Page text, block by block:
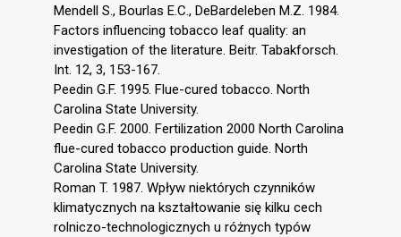
Mendell S., Bourlas E.C., DeBardeleben M.Z. 1984.
Factors influencing tobacco leaf quality: an
investigation of the literature. Beitr. Tabakforsch.
Int. 12, 3, 153-167.
Peedin G.F. 1995. Flue-cured tobacco. North
Carolina State University.
Peedin G.F. 2000. Fertilization 2000 North Carolina
flue-cured tobacco production guide. North
Carolina State University.
Roman T. 1987. Wpływ niektórych czynników
klimatycznych na kształtowanie się kilku cech
rolniczo-technologicznych u różnych typów